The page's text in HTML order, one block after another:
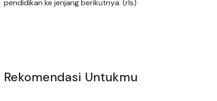
pendidikan ke jenjang berikutnya. (rls)
Rekomendasi Untukmu